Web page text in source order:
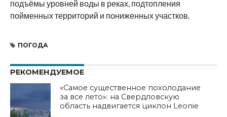
подъёмы уровней воды в реках, подтопления
пойменных территорий и пониженных участков.
ПОГОДА
РЕКОМЕНДУЕМОЕ
«Самое существенное похолодание
за все лето»: на Свердловскую
область надвигается циклон Leonie